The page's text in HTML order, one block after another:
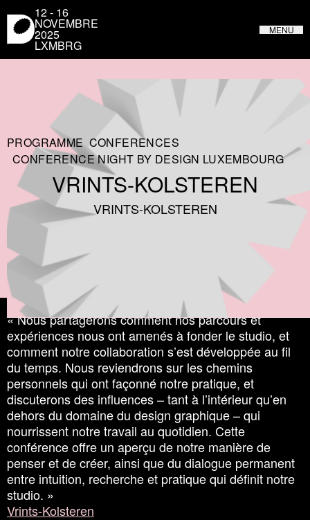
12 - 16
NOVEMBRE
2025
LXMBRG
LUXEMBOURG DESIGN FESTIVAL
DU 31 MAI AU 4 JUIN 2023 AU LUXEMBOURG
MENU
PROGRAMME CONFERENCES
CONFERENCE NIGHT BY DESIGN LUXEMBOURG
VRINTS-KOLSTEREN
VRINTS-KOLSTEREN
«Nous partagerons comment nos parcours et
expériences nous ont amenés à fonder le studio, et
comment notre collaboration s’est développée au fil
du temps. Nous reviendrons sur les chemins
personnels qui ont façonné notre pratique, et
discuterons des influences – tant à l’intérieur qu’en
dehors du domaine du design graphique – qui
nourrissent notre travail au quotidien. Cette
conférence offre un aperçu de notre manière de
penser et de créer, ainsi que du dialogue permanent
entre intuition, recherche et pratique qui définit notre
studio. »
Vrints-Kolsteren
Panneau de gestion des cookies